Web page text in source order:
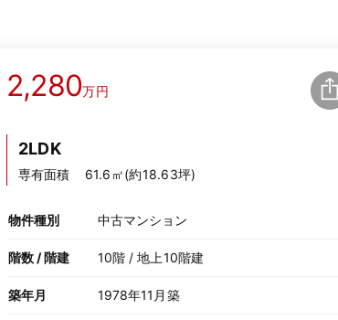
2,280万円
2LDK
専有面積 61.6㎡(約18.63坪)
物件種別 中古マンション
階数 / 階建 10階 / 地上10階建
築年月 1978年11月築